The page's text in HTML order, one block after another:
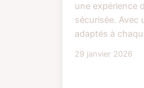
une expérience
sécurisée. Avec
adaptés à
29 janvier 2026